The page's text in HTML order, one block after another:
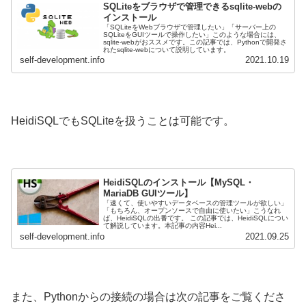
SQLiteをブラウザで管理できるsqlite-webの
インストール
「SQLiteをWebブラウザで管理したい」「サーバー上の
SQLiteをGUIツールで操作したい」このような場合には、
sqlite-webがおススメです。この記事では、Pythonで開発さ
れたsqlite-webについて説明しています。
self-development.info 2021.10.19
HeidiSQLでもSQLiteを扱うことは可能です。
HeidiSQLのインストール【MySQL・
MariaDB GUIツール】
「速くて、使いやすいデータベースの管理ツールが欲しい」
「もちろん、オープンソースで自由に使いたい」こうなれ
ば、HeidiSQLの出番です。 この記事では、HeidiSQLについ
て解説しています。本記事の内容Hei...
self-development.info 2021.09.25
また、Pythonからの接続の場合は次の記事をご覧くださ